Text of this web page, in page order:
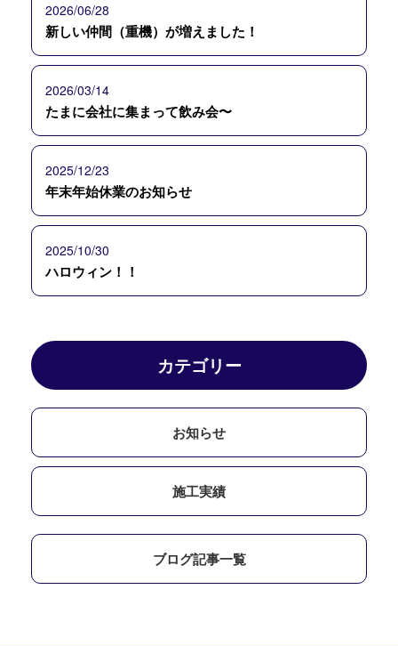
2026/06/28
新しい仲間（重機）が増えました！
2026/03/14
たまに会社に集まって飲み会〜
2025/12/23
年末年始休業のお知らせ
2025/10/30
ハロウィン！！
カテゴリー
お知らせ
施工実績
ブログ記事一覧